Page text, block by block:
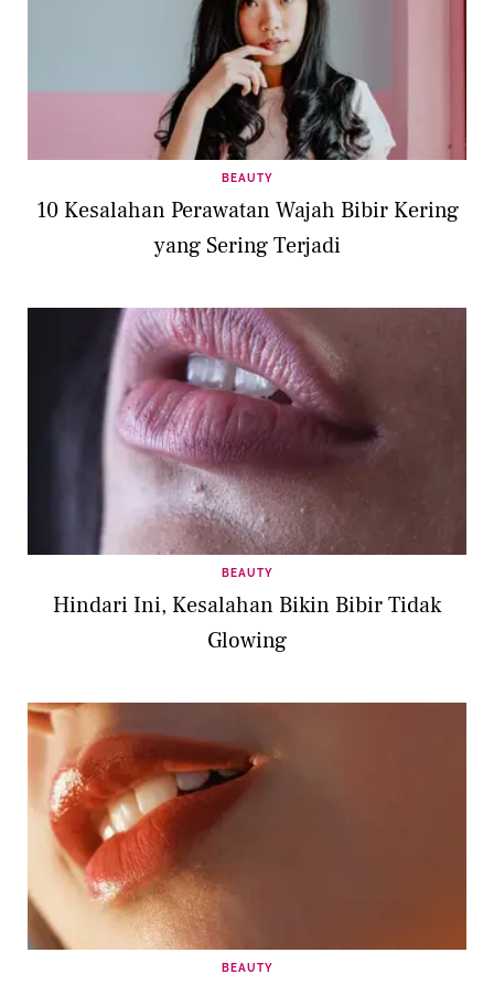
BEAUTY
10 Kesalahan Perawatan Wajah Bibir Kering
yang Sering Terjadi
BEAUTY
Hindari Ini, Kesalahan Bikin Bibir Tidak
Glowing
BEAUTY